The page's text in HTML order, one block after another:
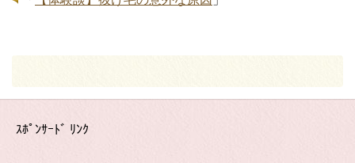
ｽﾎﾟﾝｻｰﾄﾞ ﾘﾝｸ